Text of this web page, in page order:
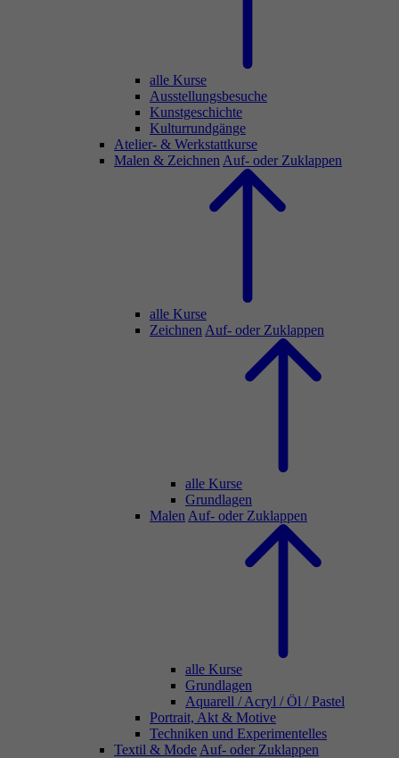
alle Kurse
Ausstellungsbesuche
Kunstgeschichte
Kulturrundgänge
Atelier- & Werkstattkurse
Malen & Zeichnen Auf- oder Zuklappen
alle Kurse
Zeichnen Auf- oder Zuklappen
alle Kurse
Grundlagen
Malen Auf- oder Zuklappen
alle Kurse
Grundlagen
Aquarell / Acryl / Öl / Pastel
Portrait, Akt & Motive
Techniken und Experimentelles
Textil & Mode Auf- oder Zuklappen